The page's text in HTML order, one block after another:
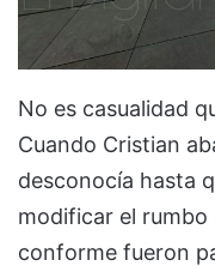
No es casualidad
Cuando Cristian
desconocía hasta
modificar el rumbo
conforme fueron